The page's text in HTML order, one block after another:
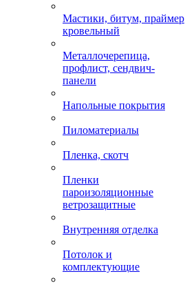
Мастики, битум, праймер
кровельный
Металлочерепица,
профлист, сендвич-
панели
Напольные покрытия
Пиломатериалы
Пленка, скотч
Пленки
пароизоляционные
ветрозащитные
Внутренняя отделка
Потолок и
комплектующие